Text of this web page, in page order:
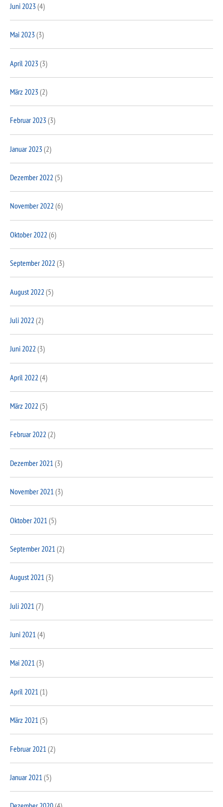
Juni 2023(4)
Mai 2023(3)
April 2023(3)
März 2023(2)
Februar 2023(3)
Januar 2023(2)
Dezember 2022 (5)
November 2022 (6)
Oktober 2022 (6)
September 2022 (3)
August 2022 (5)
Juli 2022 (2)
Juni 2022 (3)
April 2022 (4)
März 2022 (5)
Februar 2022 (2)
Dezember 2021 (3)
November 2021(3)
Oktober 2021 (5)
September 2021 (2)
August 2021(3)
Juli 2021 (7)
Juni 2021(4)
Mai 2021(3)
April 2021 (1)
März 2021(5)
Februar 2021 (2)
Januar 2021 (5)